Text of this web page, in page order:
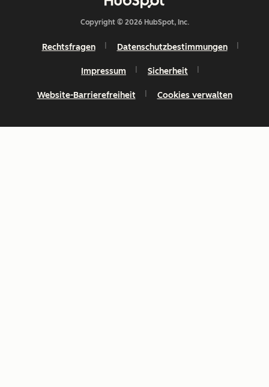
Copyright © 2026 HubSpot, Inc.
Rechtsfragen Datenschutzbestimmungen
Impressum Sicherheit
Website-Barrierefreiheit Cookies verwalten